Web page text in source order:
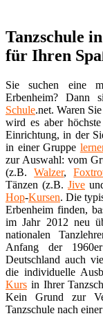
Tanzschule
für Ihren
Sie suchen eine
Erbenheim? Dann
Schule.net. Waren
wird es aber
Einrichtung, in der
in einer Gruppe
zur Auswahl: vom
(z.B.Walzer,
Tänzen (z.B. Jive
Hop-Kursen. Die
Erbenheim finden,
im Jahr 2012 neu
nationalen
Anfang der
Deutschland auch
die individuelle
Kurs in Ihrer
Kein Grund zur
Tanzschule nach